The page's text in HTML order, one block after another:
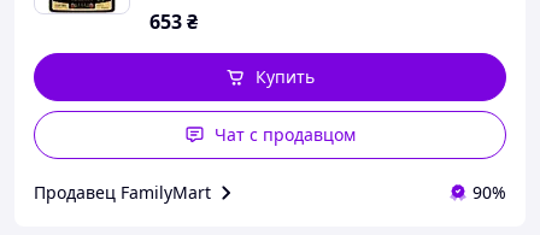
653₴
Купить
Чат с продавцом
Продавец FamilyMart 90%